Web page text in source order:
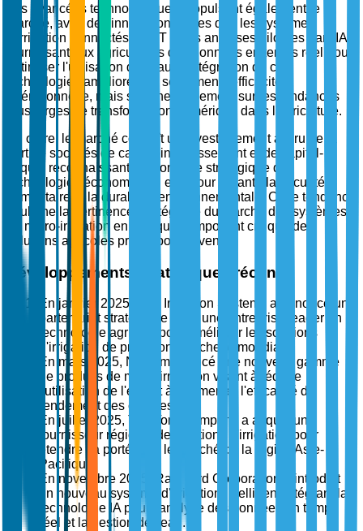
Les avancées technologiques propulsent également le
marché, avec des innovations telles que les systèmes
d'irrigation connectés à l'IoT et les analyses pilotées par l'IA
fournissant aux agriculteurs des données en temps réel pour
optimiser l'utilisation de l'eau. L'intégration de ces
technologies améliore non seulement l'efficacité
opérationnelle, mais s'aligne également sur les tendances
plus larges de transformation numérique dans l'agriculture.
En outre, le marché connaît un investissement accru de la
part de sociétés de capital-investissement et de capital-
risque, reconnaissant l'importance stratégique des
technologies économes en eau pour garantir la sécurité
alimentaire et la durabilité environnementale. Cette tendance
souligne la pertinence stratégique du marché des systèmes
de micro-irrigation en tant que composant critique des
solutions agricoles prêtes pour l'avenir.
Développements stratégiques récents
En janvier 2025, Jain Irrigation Systems a annoncé un
partenariat stratégique avec une entreprise leader en
technologie agricole pour améliorer les solutions
d'irrigation de précision à l'échelle mondiale.
En mars 2025, Netafim a lancé une nouvelle gamme
de produits de micro-irrigation visant à réduire
l'utilisation de l'eau et à augmenter l'efficacité du
rendement des cultures.
En juillet 2025, The Toro Company a acquis un
fournisseur régional de solutions d'irrigation pour
étendre sa portée sur le marché de la région Asie-
Pacifique.
En novembre 2025, Rain Bird Corporation a introduit
un nouveau système d'irrigation intelligent intégrant la
technologie IA pour l'analyse des données en temps
réel et la gestion de l'eau.